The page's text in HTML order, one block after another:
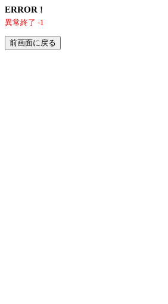
ERROR !
異常終了 -1